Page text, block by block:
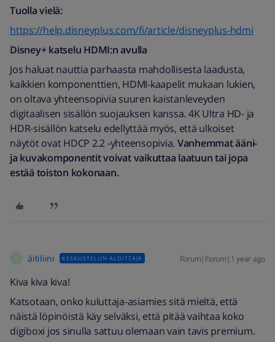
Tuolla vielä:
https://help.disneyplus.com/fi/article/disneyplus-hdmi
Disney+ katselu HDMI:n avulla
Jos haluat nauttia parhaasta mahdollisesta laadusta,
kaikkien komponenttien, HDMI-kaapelit mukaan lukien,
on oltava yhteensopivia suuren kaistanleveyden
digitaalisen sisällön suojauksen kanssa. 4K Ultra HD- ja
HDR-sisällön katselu edellyttää myös, että ulkoiset
näytöt ovat HDCP 2.2 -yhteensopivia. Vanhemmat ääni-
ja kuvakomponentit voivat vaikuttaa laatuun tai jopa
estää toiston kokonaan.
äitiliini KESKUSTELUN ALOITTAJA Forum|Forum|1 year ago
Kiva kiva kiva!
Katsotaan, onko kuluttaja-asiamies sitä mieltä, että
näistä löpinöistä käy selväksi, että pitää vaihtaa koko
digiboxi jos sinulla sattuu olemaan vain tavis premium.